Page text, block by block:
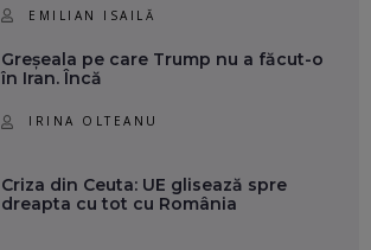
EMILIAN ISAILĂ
Greșeala pe care Trump nu a făcut-o
în Iran. Încă
IRINA OLTEANU
Criza din Ceuta: UE glisează spre
dreapta cu tot cu România